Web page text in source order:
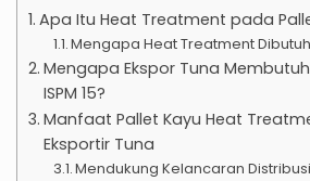
Apa Itu Heat Treatment pada
Mengapa Heat Treatment
Mengapa Ekspor Tuna
ISPM 15?
Manfaat Pallet Kayu Heat
Eksportir Tuna
Mendukung Kelancaran Distribusi